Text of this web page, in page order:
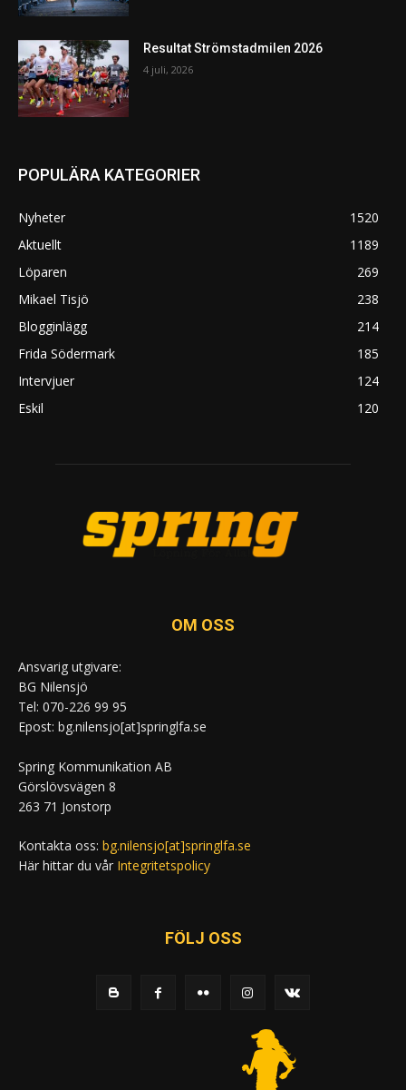
Resultat Strömstadmilen 2026
4 juli, 2026
POPULÄRA KATEGORIER
Nyheter
1520
Aktuellt
1189
Löparen
269
Mikael Tisjö
238
Blogginlägg
214
Frida Södermark
185
Intervjuer
124
Eskil
120
OM OSS
Ansvarig utgivare:
BG Nilensjö
Tel: 070-226 99 95
Epost: bg.nilensjo[at]springlfa.se
Spring Kommunikation AB
Görslövsvägen 8
263 71 Jonstorp
Kontakta oss: bg.nilensjo[at]springlfa.se
Här hittar du vår Integritetspolicy
FÖLJ OSS